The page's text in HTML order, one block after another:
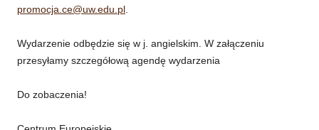
promocja.ce@uw.edu.pl.
Wydarzenie odbędzie się w j. angielskim. W załączeniu
przesyłamy szczegółową agendę wydarzenia
Do zobaczenia!